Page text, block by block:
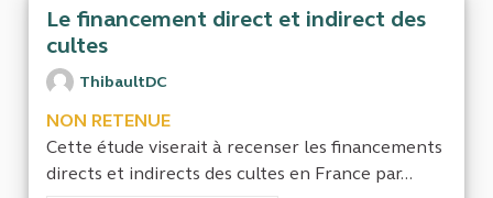
Le financement direct et indirect des
cultes
ThibaultDC
NON RETENUE
Cette étude viserait à recenser les financements
directs et indirects des cultes en France par...